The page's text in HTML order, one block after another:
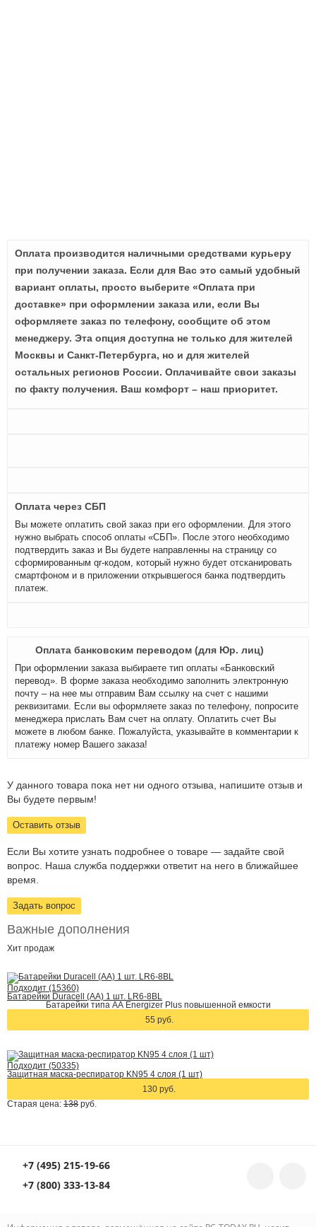
Оплата производится наличными средствами курьеру
при получении заказа. Если для Вас это самый удобный
вариант оплаты, просто выберите «Оплата при
доставке» при оформлении заказа или, если Вы
оформляете заказ по телефону, сообщите об этом
менеджеру. Эта опция доступна не только для жителей
Москвы и Санкт-Петербурга, но и для жителей
остальных регионов России. Оплачивайте свои заказы
по факту получения. Ваш комфорт – наш приоритет.
Оплата через СБП
Вы можете оплатить свой заказ при его оформлении. Для этого
нужно выбрать способ оплаты «СБП». После этого необходимо
подтвердить заказ и Вы будете направленны на страницу со
сформированным qr-кодом, который нужно будет отсканировать
смартфоном и в приложении открывшегося банка подтвердить
платеж.
Оплата банковским переводом (для Юр. лиц)
При оформлении заказа выбираете тип оплаты «Банковский
перевод». В форме заказа необходимо заполнить электронную
почту – на нее мы отправим Вам ссылку на счет с нашими
реквизитами. Если вы оформляете заказ по телефону, попросите
менеджера прислать Вам счет на оплату. Оплатить счет Вы
можете в любом банке. Пожалуйста, указывайте в комментарии к
платежу номер Вашего заказа!
У данного товара пока нет ни одного отзыва, напишите отзыв и
Вы будете первым!
Оставить отзыв
Если Вы хотите узнать подробнее о товаре — задайте свой
вопрос. Наша служба поддержки ответит на него в ближайшее
время.
Задать вопрос
Важные дополнения
Хит продаж
Подходит (15360)
Батарейки Duracell (АА) 1 шт. LR6-8BL
Батарейки типа АА Energizer Plus повышенной емкости
55 руб.
Подходит (50335)
Защитная маска-респиратор KN95 4 слоя (1 шт)
130 руб.
Старая цена: 138 руб.
+7 (495) 215-19-66
+7 (800) 333-13-84